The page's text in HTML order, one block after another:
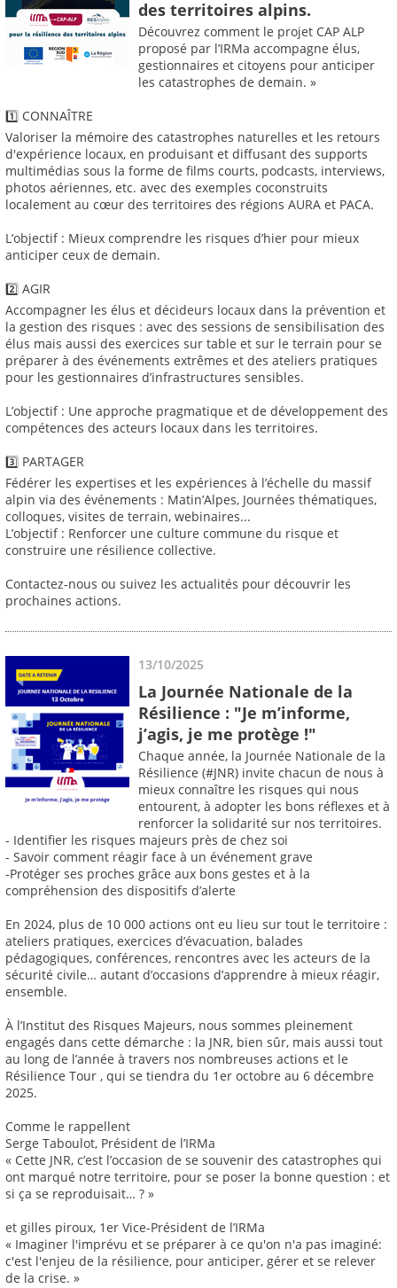
des territoires alpins.
Découvrez comment le projet CAP ALP
proposé par l’IRMa accompagne élus,
gestionnaires et citoyens pour anticiper
les catastrophes de demain. »
1️⃣ CONNAÎTRE
Valoriser la mémoire des catastrophes naturelles et les retours
d'expérience locaux, en produisant et diffusant des supports
multimédias sous la forme de films courts, podcasts, interviews,
photos aériennes, etc. avec des exemples coconstruits
localement au cœur des territoires des régions AURA et PACA.
L’objectif : Mieux comprendre les risques d’hier pour mieux
anticiper ceux de demain.
2️⃣ AGIR
Accompagner les élus et décideurs locaux dans la prévention et
la gestion des risques : avec des sessions de sensibilisation des
élus mais aussi des exercices sur table et sur le terrain pour se
préparer à des événements extrêmes et des ateliers pratiques
pour les gestionnaires d’infrastructures sensibles.
L’objectif : Une approche pragmatique et de développement des
compétences des acteurs locaux dans les territoires.
3️⃣ PARTAGER
Fédérer les expertises et les expériences à l’échelle du massif
alpin via des événements : Matin’Alpes, Journées thématiques,
colloques, visites de terrain, webinaires...
L’objectif : Renforcer une culture commune du risque et
construire une résilience collective.
Contactez-nous ou suivez les actualités pour découvrir les
prochaines actions.
13/10/2025
La Journée Nationale de la
Résilience : "Je m’informe,
j’agis, je me protège !"
Chaque année, la Journée Nationale de la
Résilience (#JNR) invite chacun de nous à
mieux connaître les risques qui nous
entourent, à adopter les bons réflexes et à
renforcer la solidarité sur nos territoires.
- Identifier les risques majeurs près de chez soi
- Savoir comment réagir face à un événement grave
-Protéger ses proches grâce aux bons gestes et à la
compréhension des dispositifs d’alerte
En 2024, plus de 10 000 actions ont eu lieu sur tout le territoire :
ateliers pratiques, exercices d’évacuation, balades
pédagogiques, conférences, rencontres avec les acteurs de la
sécurité civile… autant d’occasions d’apprendre à mieux réagir,
ensemble.
À l’Institut des Risques Majeurs, nous sommes pleinement
engagés dans cette démarche : la JNR, bien sûr, mais aussi tout
au long de l’année à travers nos nombreuses actions et le
Résilience Tour , qui se tiendra du 1er octobre au 6 décembre
2025.
Comme le rappellent
Serge Taboulot, Président de l’IRMa
« Cette JNR, c’est l’occasion de se souvenir des catastrophes qui
ont marqué notre territoire, pour se poser la bonne question : et
si ça se reproduisait… ? »
et gilles piroux, 1er Vice-Président de l’IRMa
« Imaginer l'imprévu et se préparer à ce qu'on n'a pas imaginé:
c'est l'enjeu de la résilience, pour anticiper, gérer et se relever
de la crise. »